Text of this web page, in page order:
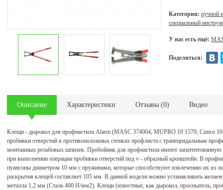
Категория: ручной
специальный
У нас есть ещё:
Поделиться:
Описание Характеристики Отзывы (0) Видео
Клещи - дырокол для профнастила Alarm (MASC 374004, MUPRO 10 1570, Cimco 10
пробивки отверстий в противоположных стенках профлиста с трапецеидальным
монтажных резьбовых шпилек. Пробойник для профнастила имеют
при выполнении операции пробивки отверстий под v - образный кронштейн. В
пуансоны диаметром 10 мм с пружинами, которые способствуют извлечению их из
раскрытия клещей составляет 105 мм. В данной модели можно устанавливать
металла 1,2 мм (Сталь 400 Н/мм2). Клещи (известные, как дырокол, просекатель,